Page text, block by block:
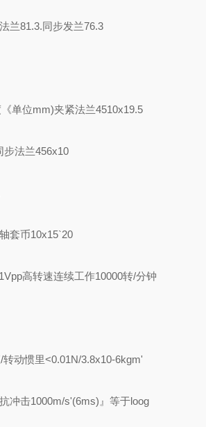
兰81.3.同步发兰76.3
单位mm)夹紧法兰4510x19.5
步法兰456x10
套币10x15`20
高转速连续工作10000转/分钟
转动惯里<0.01N/3.8x10-6kgm'
抗冲击1000m/s'(6ms)』等于loog